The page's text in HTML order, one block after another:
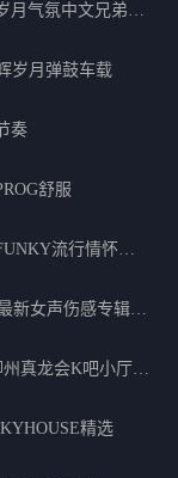
经典好歌梦里水乡祝你平安金曲回味融合光辉岁月气氛中文兄弟串烧
岁月弹鼓车载
奏
舒服
东南亚深情国语PROGHOUSE旋律交织安和桥FUNKY流行情怀串烧
下辈子不一定遇见你女声生日PARTY碰撞酒嗨最新女声伤感专辑实录
国粤语ELECTRO不如遥望潮汐抖音慢摇混合柳州真龙会K吧小厅小康混音
精选